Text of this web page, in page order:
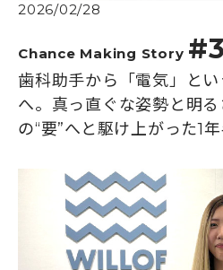
2026/02/28
Chance Making Story
歯科助手から「電気」と
へ。真っ直ぐな姿勢と明
の“要”へと駆け上がった1